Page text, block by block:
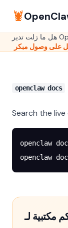
🦞
هل ما زلت تدير OpenClaw من الطرفية؟ GambaOS هي لوحة
openclaw docs
Search the
openclaw
openclaw